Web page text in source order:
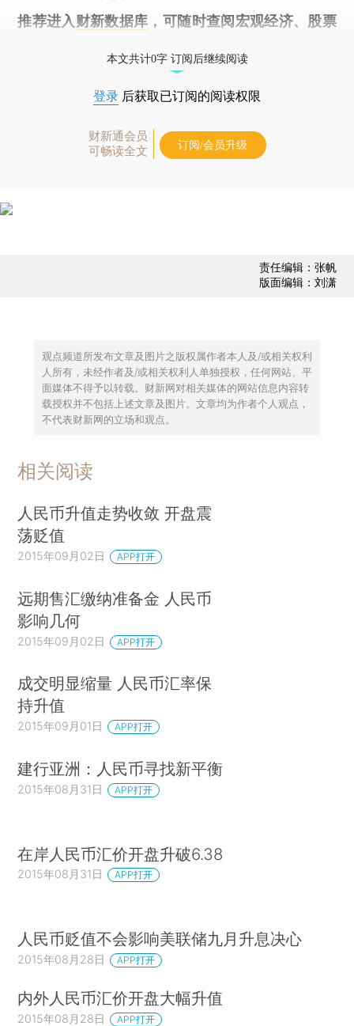
推荐进入 财新数据库 ，可随时查阅宏观经济、股票
本文共计0字 订阅后继续阅读
登录 后获取已订阅的阅读权限
财新通会员
可畅读全文
订阅/会员升级
责任编辑：张帆
版面编辑：刘潇
观点频道所发布文章及图片之版权属作者本人及/或相关权利
人所有，未经作者及/或相关权利人单独授权，任何网站、平
面媒体不得予以转载。财新网对相关媒体的网站信息内容转
载授权并不包括上述文章及图片。文章均为作者个人观点，
不代表财新网的立场和观点。
相关阅读
人民币升值走势收敛 开盘震
荡贬值
2015年09月02日 APP打开
远期售汇缴纳准备金 人民币
影响几何
2015年09月02日 APP打开
成交明显缩量 人民币汇率保
持升值
2015年09月01日 APP打开
建行亚洲：人民币寻找新平衡
2015年08月31日 APP打开
在岸人民币汇价开盘升破6.38
2015年08月31日 APP打开
人民币贬值不会影响美联储九月升息决心
2015年08月28日 APP打开
内外人民币汇价开盘大幅升值
2015年08月28日 APP打开